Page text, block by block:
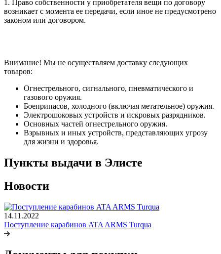
1. Право собственности у приобретателя вещи по договору
возникает с момента ее передачи, если иное не предусмотрено
законом или договором.
Внимание! Мы не осуществляем доставку следующих
товаров:
Огнестрельного, сигнального, пневматического и
газового оружия.
Боеприпасов, холодного (включая метательное) оружия.
Электрошоковых устройств и искровых разрядников.
Основных частей огнестрельного оружия.
Взрывных и иных устройств, представляющих угрозу
для жизни и здоровья.
Пункты выдачи в Элисте
Новости
14.11.2022
Поступление карабинов ATA ARMS Turqua